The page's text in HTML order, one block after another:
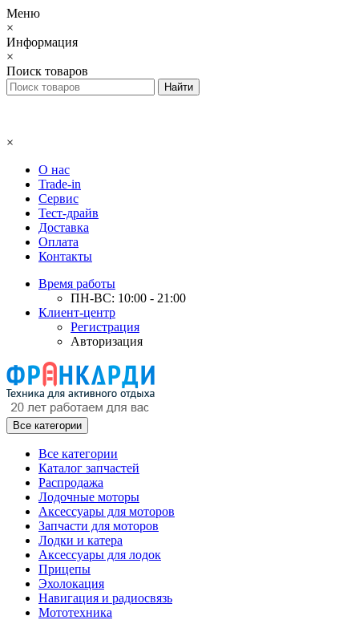
Меню
×
Информация
×
Поиск товаров
×
О нас
Trade-in
Сервис
Тест-драйв
Доставка
Оплата
Контакты
Время работы
ПН-ВС: 10:00 - 21:00
Клиент-центр
Регистрация
Авторизация
Все категории
Все категории
Каталог запчастей
Распродажа
Лодочные моторы
Аксессуары для моторов
Запчасти для моторов
Лодки и катера
Аксессуары для лодок
Прицепы
Эхолокация
Навигация и радиосвязь
Мототехника